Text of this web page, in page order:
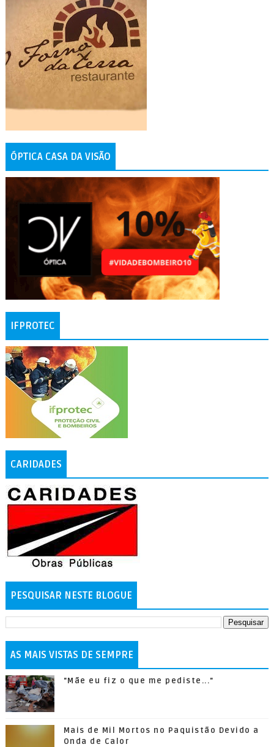
ÓPTICA CASA DA VISÃO
IFPROTEC
CARIDADES
PESQUISAR NESTE BLOGUE
AS MAIS VISTAS DE SEMPRE
"Mãe eu fiz o que me pediste..."
Mais de Mil Mortos no Paquistão Devido a
Onda de Calor